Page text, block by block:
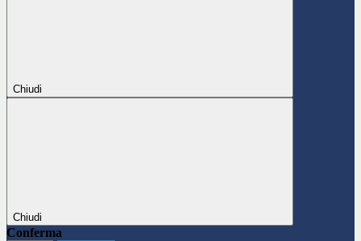
Chiudi
Chiudi
Conferma